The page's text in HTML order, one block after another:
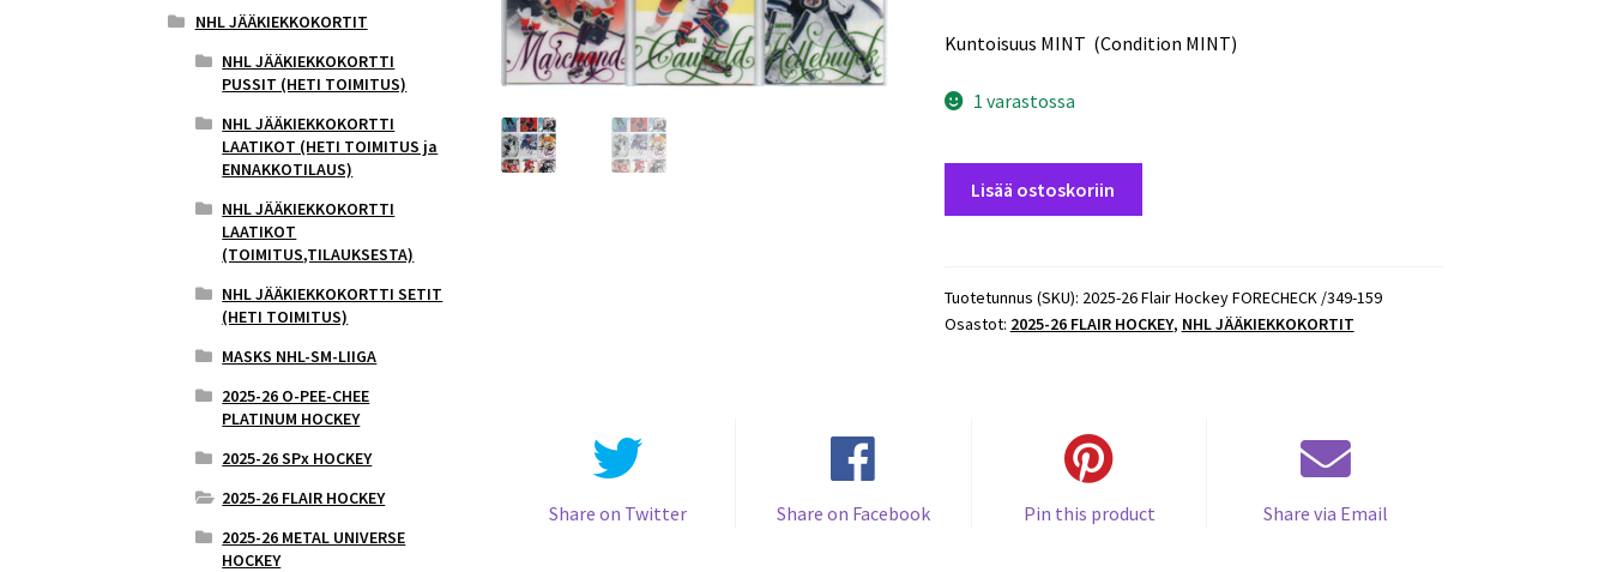
Kuntoisuus MINT (Condition MINT)
1 varastossa
FORECHECK
/349
Lisää ostoskoriin
Tuotetunnus (SKU): 2025-26 Flair Hockey FORECHECK /349-159
Osastot: 2025-26 FLAIR HOCKEY, NHL JÄÄKIEKKOKORTIT
Share on Twitter Share on Facebook Pin this product Share via Email
NHL JÄÄKIEKKOKORTIT
NHL JÄÄKIEKKOKORTTI
PUSSIT (HETI TOIMITUS)
NHL JÄÄKIEKKOKORTTI
LAATIKOT (HETI TOIMITUS ja
ENNAKKOTILAUS)
NHL JÄÄKIEKKOKORTTI
LAATIKOT
(TOIMITUS,TILAUKSESTA)
NHL JÄÄKIEKKOKORTTI SETIT
(HETI TOIMITUS)
MASKS NHL-SM-LIIGA
2025-26 O-PEE-CHEE
PLATINUM HOCKEY
2025-26 SPx HOCKEY
2025-26 FLAIR HOCKEY
2025-26 METAL UNIVERSE
HOCKEY